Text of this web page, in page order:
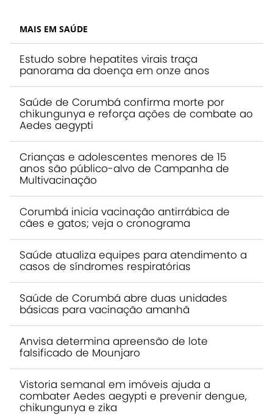
MAIS EM SAÚDE
Estudo sobre hepatites virais traça
panorama da doença em onze anos
Saúde de Corumbá confirma morte por
chikungunya e reforça ações de combate ao
Aedes aegypti
Crianças e adolescentes menores de 15
anos são público-alvo de Campanha de
Multivacinação
Corumbá inicia vacinação antirrábica de
cães e gatos; veja o cronograma
Saúde atualiza equipes para atendimento a
casos de síndromes respiratórias
Saúde de Corumbá abre duas unidades
básicas para vacinação amanhã
Anvisa determina apreensão de lote
falsificado de Mounjaro
Vistoria semanal em imóveis ajuda a
combater Aedes aegypti e prevenir dengue,
chikungunya e zika